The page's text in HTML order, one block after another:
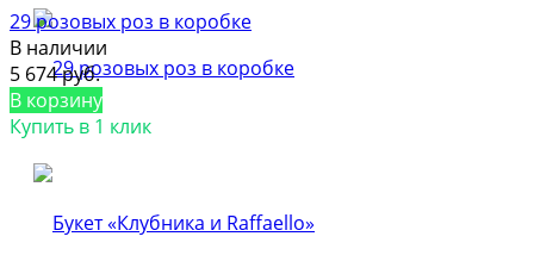
29 розовых роз в коробке
В наличии
5 674 руб.
В корзину
Купить в 1 клик